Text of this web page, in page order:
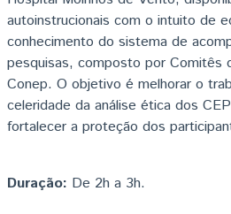
autoinstrucionais com o intuito de
conhecimento do sistema de
pesquisas, composto por Comitês
Conep. O objetivo é melhorar o
celeridade da análise ética dos
fortalecer a proteção dos
Duração: De 2h a 3h.